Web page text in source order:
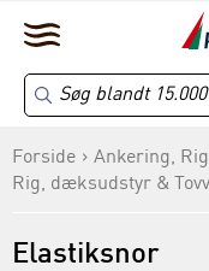
Forside
Ankering,
Rig, dæksudstyr &
Elastiksnor